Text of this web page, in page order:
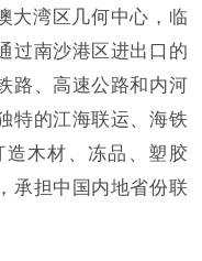
大湾区几何中心，临
过南沙港区进出口的
路、高速公路和内河
特的江海联运、海铁
木材、冻品、塑胶
承担中国内地省份联